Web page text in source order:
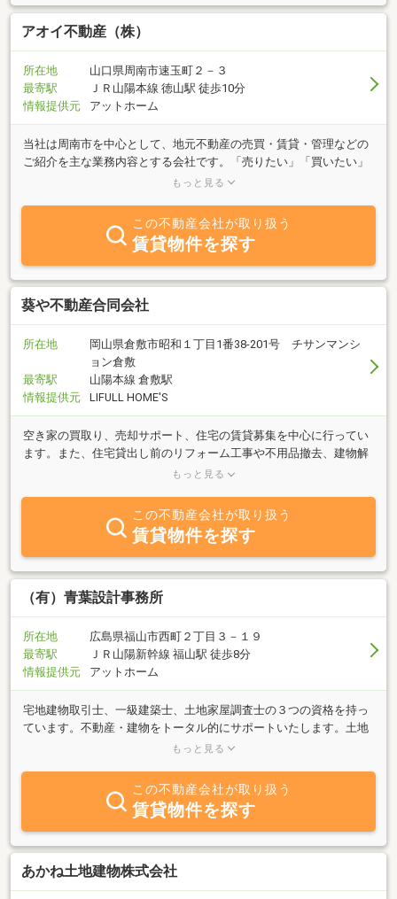
アオイ不動産（株）
所在地
山口県周南市速玉町２－３
最寄駅
ＪＲ山陽本線 徳山駅 徒歩10分
情報提供元
アットホーム
当社は周南市を中心として、地元不動産の売買・賃貸・管理などの
ご紹介を主な業務内容とする会社です。「売りたい」「買いたい」
「借りたい」ご希望の方は、不動産に関する質問はなんでもお気軽
ディな対応を心がけております。特に周南エリアはぜひ、当社へご
もっと見る
この不動産会社が取り扱う
賃貸物件を探す
葵や不動産合同会社
所在地
岡山県倉敷市昭和１丁目1番38-201号 チサンマンシ
ョン倉敷
最寄駅
山陽本線 倉敷駅
情報提供元
LIFULL HOME'S
空き家の買取り、売却サポート、住宅の賃貸募集を中心に行ってい
ます。また、住宅貸出し前のリフォーム工事や不用品撤去、建物解
体、外壁塗装の見積りも承っております。お困りごとがありました
もっと見る
この不動産会社が取り扱う
賃貸物件を探す
（有）青葉設計事務所
所在地
広島県福山市西町２丁目３－１９
最寄駅
ＪＲ山陽新幹線 福山駅 徒歩8分
情報提供元
アットホーム
宅地建物取引士、一級建築士、土地家屋調査士の３つの資格を持っ
ています。不動産・建物をトータル的にサポートいたします。土地
売買等での境界確認、中古住宅のインスペクションも合わせてご依
物の表題登記など幅広いご相談に対応可能です。お気軽にご相談く
もっと見る
この不動産会社が取り扱う
賃貸物件を探す
あかね土地建物株式会社